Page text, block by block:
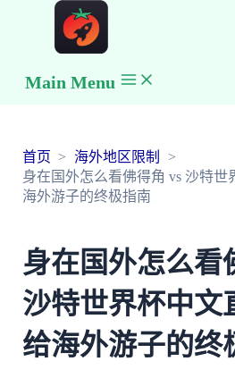
Main Menu
首页
海外地区限制
身在国外怎么看佛得角 vs 沙特世
海外游子的终极指南
身在国外怎么看
沙特世界杯中文
给海外游子的终